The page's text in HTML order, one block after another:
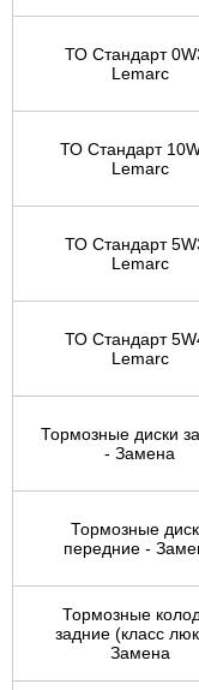
ТО Стандарт
Lemarc
ТО Стандарт
Lemarc
ТО Стандарт
Lemarc
ТО Стандарт
Lemarc
Тормозные диски
- Замена
Тормозные
передние -
Тормозные
задние (класс
Замена